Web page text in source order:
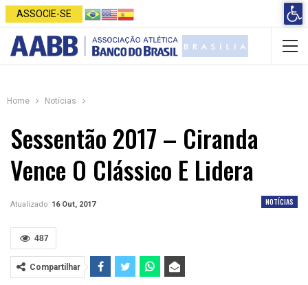
ASSOCIE-SE
Home Notícias
Sessentão 2017 – Ciranda
Vence O Clássico E Lidera
NOTÍCIAS
Atualizado 16 Out, 2017
487
Compartilhar